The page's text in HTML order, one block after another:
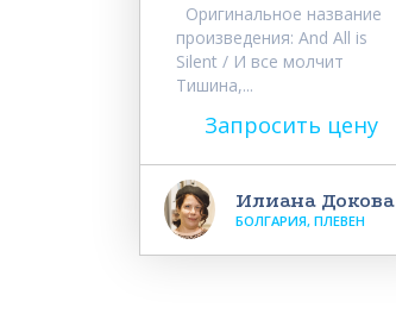
Оригинальное название
произведения: And All is
Silent / И все молчит
Тишина,...
Запросить цену
Илиана Докова
БОЛГАРИЯ, ПЛЕВЕН